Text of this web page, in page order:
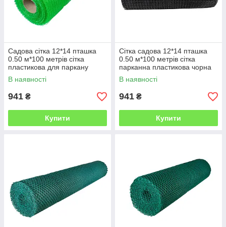
Садова сітка 12*14 пташка
0.50 м*100 метрів сітка
пластикова для паркану
зелена
В наявності
941 ₴
Купити
Сітка садова 12*14 пташка
0.50 м*100 метрів сітка
парканна пластикова чорна
В наявності
941 ₴
Купити